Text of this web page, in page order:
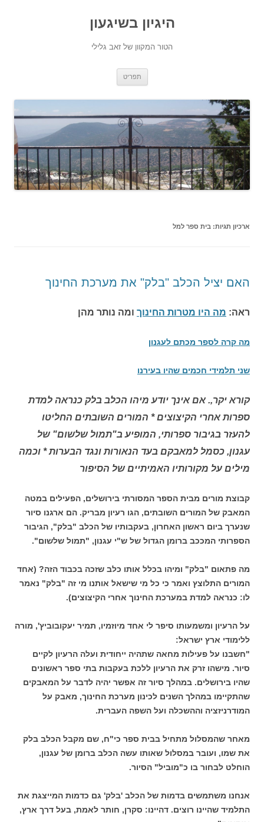
היגיון בשיגעון
הטור המקוון של זאב גלילי
תפריט
ארכיון תגיות: בית ספר למל
האם יציל הכלב "בלק" את מערכת החינוך
ראה: מה היו מטרות החינוך ומה נותר מהן
מה קרה לספר מכתם לעגנון
שני תלמידי חכמים שהיו בעירנו
קורא יקר,. אם אינך יודע מיהו הכלב בלק כנראה למדת
ספרות אחרי הקיצוצים * המורים השובתים החליטו
להעזר בגיבור ספרותי, המופיע ב"תמול שלשום" של
עגנון, כסמל למאבקם בעד הנאורות ונגד הבערות * וכמה
מילים על מקורותיו האמיתיים של הסיפור
קבוצת מורים מבית הספר המסורתי בירושלים, הפעילים במטה
המאבק של המורים השובתים, הגו רעיון מבריק. הם ארגנו סיור
שנערך ביום ראשון האחרון, בעקבותיו של הכלב "בלק", הגיבור
הספרותי המככב ברומן הגדול של ש"י עגנון, "תמול שלשום".
מה פתאום "בלק" ומיהו בכלל אותו כלב שזכה בכבוד הזה? (אחד
המורים התלוצץ ואמר כי כל מי שישאל אותנו מי זה "בלק" נאמר
לו: כנראה למדת במערכת החינוך אחרי הקיצוצים).
על הרעיון ומשמעותו סיפר לי אחד מיוזמיו, תמיר יעקובוביץ', מורה
ללימודי ארץ ישראל:
"חשבנו על פעילות מחאה שתהיה ייחודית ועלה הרעיון לקיים
סיור. מישהו זרק את הרעיון ללכת בעקבות בתי ספר ראשונים
שהיו בירושלים. במהלך סיור זה אפשר יהיה לדבר על המאבקים
שהתקיימו במהלך השנים לכינון מערכת החינוך, מאבק על
המודרניזציה וההשכלה ועל השפה העברית.
מאחר שהמסלול מתחיל בבית ספר כי"ח, שם מקבל הכלב בלק
את שמו, ועובר במסלול שאותו עשה הכלב ברומן של עגנון,
הוחלט לבחור בו כ"מוביל" הסיור.
אנחנו משתמשים בדמות של הכלב 'בלק' גם כדמות המייצגת את
התלמיד שהיינו רוצים. דהיינו: סקרן, חותר לאמת, בעל דרך ארץ,